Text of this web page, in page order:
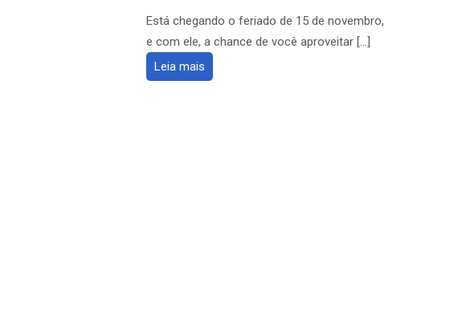
Está chegando o feriado de 15 de novembro,
e com ele, a chance de você aproveitar […]
Leia mais